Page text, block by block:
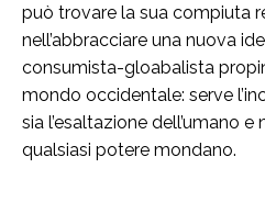
può trovare la sua compiuta
nell’abbracciare una nuova
consumista-gloabalista
mondo occidentale: serve
sia l’esaltazione dell’umano
qualsiasi potere mondano.